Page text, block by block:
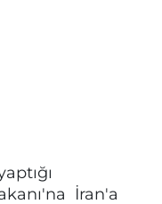
İran'a